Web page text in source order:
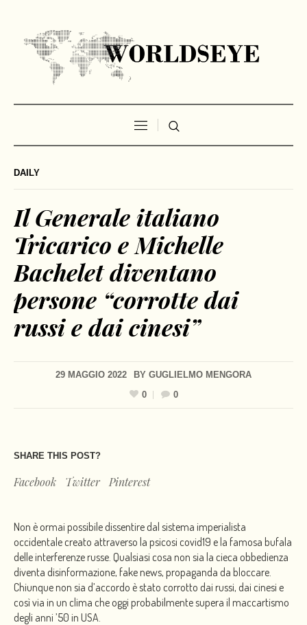
DAILY
Il Generale italiano
Tricarico e Michelle
Bachelet diventano
persone “corrotte dai
russi e dai cinesi”
29 MAGGIO 2022 BY GUGLIELMO MENGORA
0
0
SHARE THIS POST?
Facebook Twitter Pinterest
Non è ormai possibile dissentire dal sistema imperialista
occidentale creato attraverso la psicosi covid19 e la famosa bufala
delle interferenze russe. Qualsiasi cosa non sia la cieca obbedienza
diventa disinformazione, fake news, propaganda da bloccare.
Chiunque non sia d’accordo è stato corrotto dai russi, dai cinesi e
così via in un clima che oggi probabilmente supera il maccartismo
degli anni ’50 in USA.